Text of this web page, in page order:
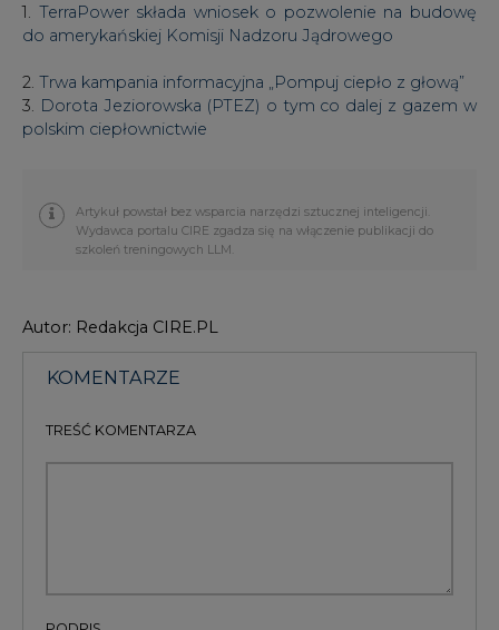
1. TerraPower składa wniosek o pozwolenie na budowę
do amerykańskiej Komisji Nadzoru Jądrowego
2. Trwa kampania informacyjna „Pompuj ciepło z głową”
3.
Dorota Jeziorowska (PTEZ) o tym co dalej z gazem w
polskim ciepłownictwie
Artykuł powstał bez wsparcia narzędzi sztucznej inteligencji.
Wydawca portalu CIRE zgadza się na włączenie publikacji do
szkoleń treningowych LLM.
Autor: Redakcja CIRE.PL
KOMENTARZE
TREŚĆ KOMENTARZA